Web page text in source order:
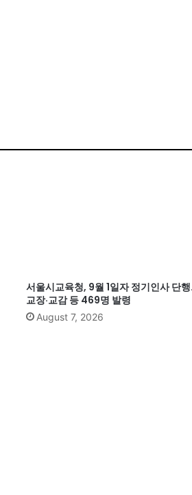
서울시교육청, 9월 1일자 정기인사 단
교장·교감 등 469명 발령
August 7, 2026